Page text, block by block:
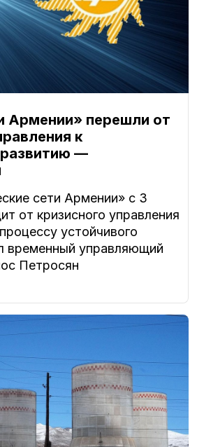
Армении» перешли от
к
—
сети Армении» с 3
от кризисного управления
устойчивого
временный управляющий
Петросян